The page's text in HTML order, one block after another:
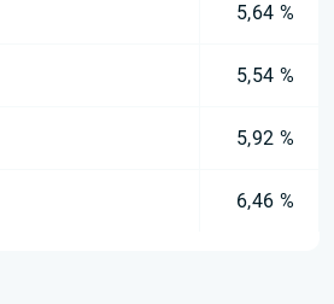
5,64 %
5,54 %
5,92 %
6,46 %